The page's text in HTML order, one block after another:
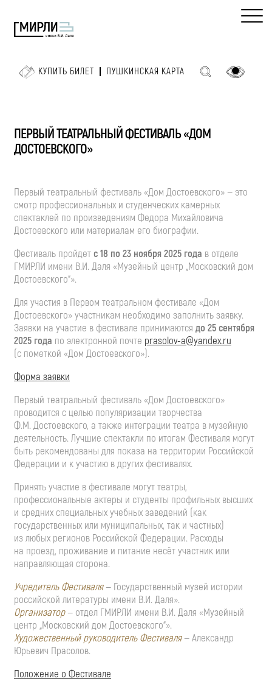
КУПИТЬ БИЛЕТ ПУШКИНСКАЯ КАРТА
ПЕРВЫЙ ТЕАТРАЛЬНЫЙ ФЕСТИВАЛЬ «ДОМ
ДОСТОЕВСКОГО»
Первый театральный фестиваль «Дом Достоевского» — это
смотр профессиональных и студенческих камерных
спектаклей по произведениям Федора Михайловича
Достоевского или материалам его биографии.
Фестиваль пройдетс 18 по 23 ноября 2025 года в отделе
ГМИРЛИ имени В.И. Даля «Музейный центр „Московский дом
Достоевского“».
Для участия в Первом театральном фестивале «Дом
Достоевского» участникам необходимо заполнить заявку.
Заявки на участие в фестивале принимаются до 25 сентября
2025 года по электронной почте prasolov-a@yandex.ru
(с пометкой «Дом Достоевского»).
Форма заявки
Первый театральный фестиваль «Дом Достоевского»
проводится с целью популяризации творчества
Ф.М. Достоевского, а также интеграции театра в музейную
деятельность. Лучшие спектакли по итогам Фестиваля могут
быть рекомендованы для показа на территории Российской
Федерации и к участию в других фестивалях.
Принять участие в фестивале могут театры,
профессиональные актеры и студенты профильных высших
и средних специальных учебных заведений (как
государственных или муниципальных, так и частных)
из любых регионов Российской Федерации. Расходы
на проезд, проживание и питание несёт участник или
направляющая сторона.
Учредитель Фестиваля— Государственный музей истории
российской литературы имени В.И. Даля».
Организатор— отдел ГМИРЛИ имени В.И. Даля «Музейный
центр „Московский дом Достоевского“».
Художественный руководитель Фестиваля— Александр
Юрьевич Прасолов.
Положение о Фестивале